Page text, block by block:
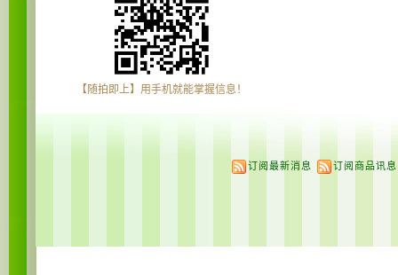
【随拍即上】用手机就能掌握信息！
订阅最新消息 订阅商品讯息